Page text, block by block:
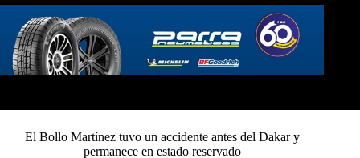
El Bollo Martínez tuvo un accidente antes del Dakar y
permanece en estado reservado